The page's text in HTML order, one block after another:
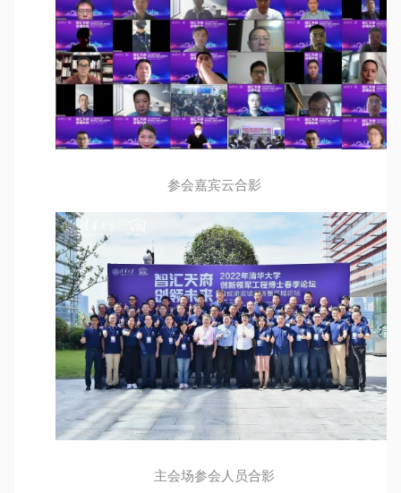
参会嘉宾云合影
主会场参会人员合影